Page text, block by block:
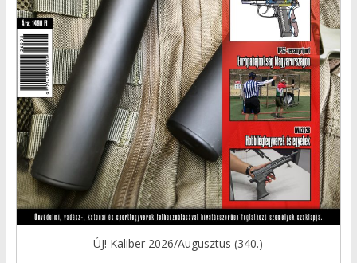
ÚJ! Kaliber 2026/Augusztus (340.)